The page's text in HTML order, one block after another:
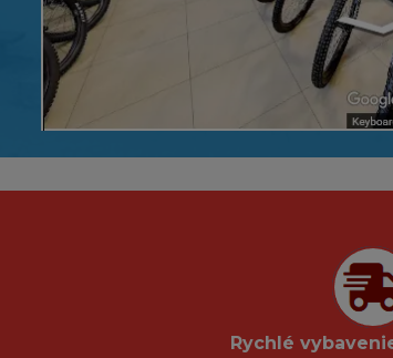
Rychlé